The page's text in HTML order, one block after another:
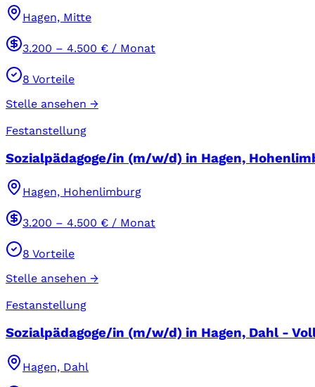
Hagen, Mitte
3.200 – 4.500 € / Monat
8 Vorteile
Stelle ansehen →
Festanstellung
Sozialpädagoge/in (m/w/d) in Hagen,
Hagen, Hohenlimburg
3.200 – 4.500 € / Monat
8 Vorteile
Stelle ansehen →
Festanstellung
Sozialpädagoge/in (m/w/d) in Hagen, Dahl -
Hagen, Dahl